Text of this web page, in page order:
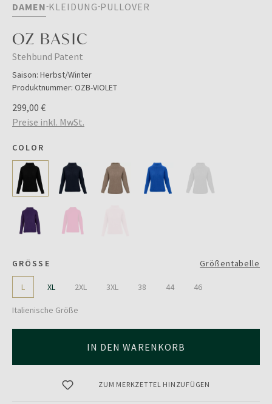
DAMEN KLEIDUNG PULLOVER
OZ BASIC
Stehbund Patent
Saison: Herbst/Winter
Produktnummer: OZB-VIOLET
299,00 €
Preise inkl. MwSt.
COLOR
GRÖSSE Größentabelle
L XL 2XL 3XL 38 44 46
Italienische Größe
IN DEN WARENKORB
ZUM MERKZETTEL HINZUFÜGEN